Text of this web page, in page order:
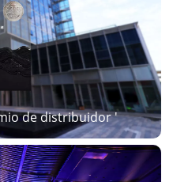
de distribuidor '